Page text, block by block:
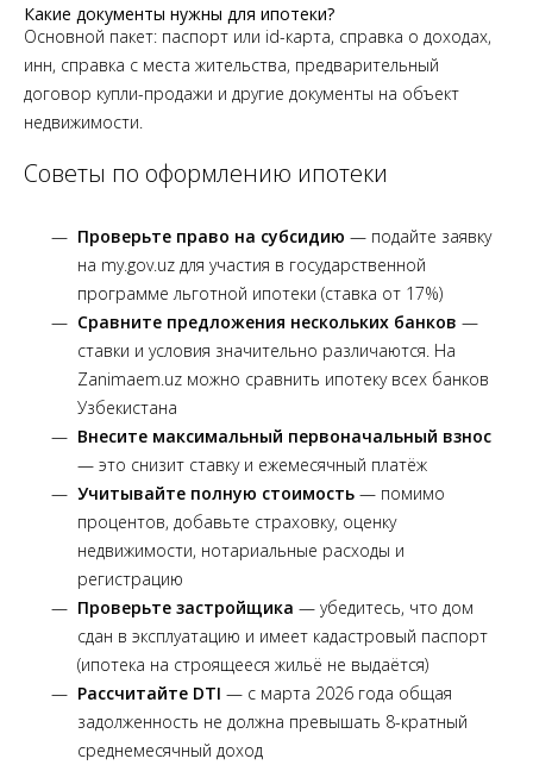
Какие документы нужны для ипотеки?
Основной пакет: паспорт или id-карта, справка о доходах,
инн, справка с места жительства, предварительный
договор купли-продажи и другие документы на объект
недвижимости.
Советы по оформлению ипотеки
Проверьте право на субсидию — подайте заявку
на my.gov.uz для участия в государственной
программе льготной ипотеки (ставка от 17%)
Сравните предложения нескольких банков —
ставки и условия значительно различаются. На
Zanimaem.uz можно сравнить ипотеку всех банков
Узбекистана
Внесите максимальный первоначальный взнос
— это снизит ставку и ежемесячный платёж
Учитывайте полную стоимость — помимо
процентов, добавьте страховку, оценку
недвижимости, нотариальные расходы и
регистрацию
Проверьте застройщика — убедитесь, что дом
сдан в эксплуатацию и имеет кадастровый паспорт
(ипотека на строящееся жильё не выдаётся)
Рассчитайте DTI — с марта 2026 года общая
задолженность не должна превышать 8-кратный
среднемесячный доход